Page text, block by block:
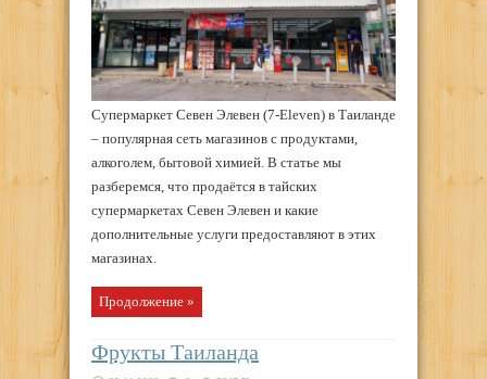
Супермаркет Севен Элевен (7-Eleven) в Таиланде
– популярная сеть магазинов с продуктами,
алкоголем, бытовой химией. В статье мы
разберемся, что продаётся в тайских
супермаркетах Севен Элевен и какие
дополнительные услуги предоставляют в этих
магазинах.
Продолжение »
Фрукты Таиланда